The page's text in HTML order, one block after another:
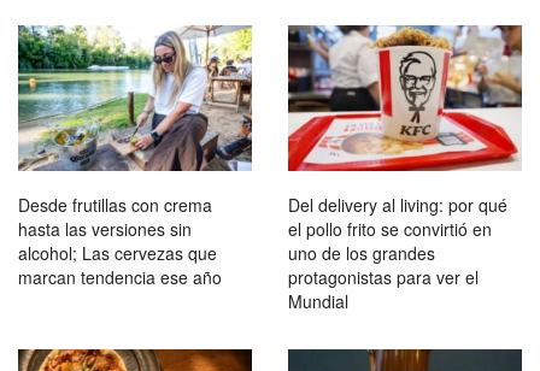
Desde frutillas con crema
hasta las versiones sin
alcohol; Las cervezas que
marcan tendencia ese año
Del delivery al living: por qué
el pollo frito se convirtió en
uno de los grandes
protagonistas para ver el
Mundial